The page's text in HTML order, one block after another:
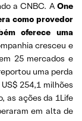
a CNBC. AOne
como provedor
oferece uma
cresceu e
25 mercados e
uma perda
254,1 milhões
as ações da 1Life
em alta de